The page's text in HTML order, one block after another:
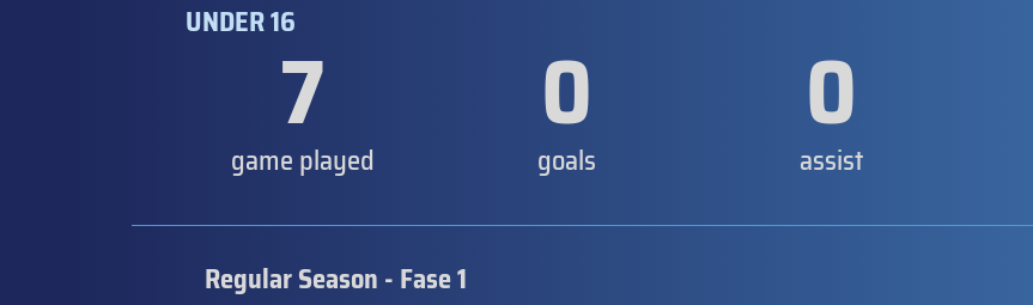
UNDER 167
game played 0
goals 0
assist
Regular Season - Fase 1